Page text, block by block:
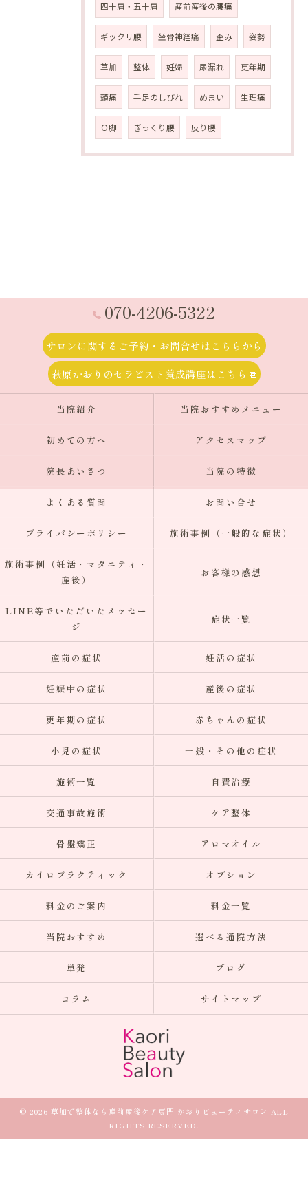
四十肩・五十肩 産前産後の腰痛
ギックリ腰 坐骨神経痛 歪み 姿勢
草加 整体 妊婦 尿漏れ 更年期
頭痛 手足のしびれ めまい 生理痛
Ｏ脚 ぎっくり腰 反り腰
070-4206-5322
サロンに関するご予約・お問合せはこちらから
萩原かおりのセラピスト養成講座はこちら
当院紹介 当院おすすめメニュー
初めての方へ アクセスマップ
院長あいさつ 当院の特徴
よくある質問 お問い合せ
プライバシーポリシー 施術事例（一般的な症状）
施術事例（妊活・マタニティ・
産後）
お客様の感想
LINE等でいただいたメッセー
ジ
症状一覧
産前の症状 妊活の症状
妊娠中の症状 産後の症状
更年期の症状 赤ちゃんの症状
小児の症状 一般・その他の症状
施術一覧 自費治療
交通事故施術 ケア整体
骨盤矯正 アロマオイル
カイロプラクティック オプション
料金のご案内 料金一覧
当院おすすめ 選べる通院方法
単発 ブログ
コラム サイトマップ
© 2026 草加で整体なら産前産後ケア専門 かおりビューティサロン ALL
RIGHTS RESERVED.